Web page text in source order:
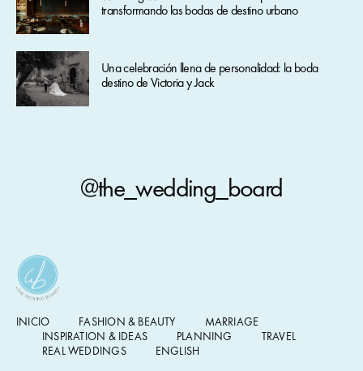
transformando las bodas de destino urbano
Una celebración llena de personalidad: la boda
destino de Victoria y Jack
@the_wedding_board
INICIO FASHION & BEAUTY
MARRIAGE
INSPIRATION & IDEAS
PLANNING
TRAVEL
REAL WEDDINGS
ENGLISH